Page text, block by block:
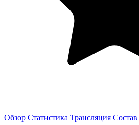
Обзор Статистика Трансляция Состав